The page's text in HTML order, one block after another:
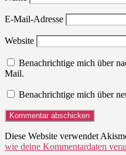
E-Mail-Adresse
Website
Benachrichtige mich über
Mail.
Benachrichtige mich über
Diese Website verwendet
wie deine Kommentardaten